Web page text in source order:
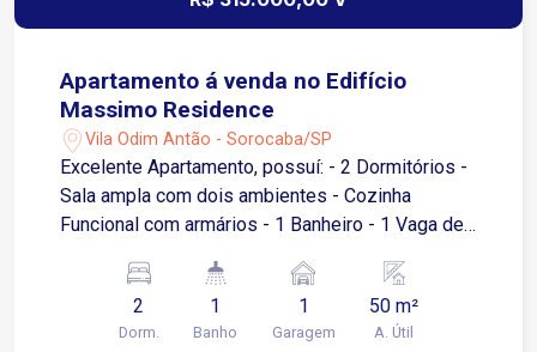
Apartamento á venda no Edifício
Massimo Residence
Vila Odim Antão - Sorocaba/SP
Excelente Apartamento, possuí: - 2 Dormitórios -
Sala ampla com dois ambientes - Cozinha
Funcional com armários - 1 Banheiro - 1 Vaga de
hrs, piscina adulto e infantil, quadra
poliesportiva,churrasqueira,salão de festas.
2
Dorm.
1
Banho
1
Garagem
50 m²
A. Útil